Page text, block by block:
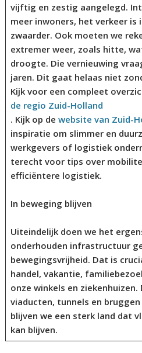
vijftig en zestig aangelegd.
meer inwoners, het verkeer is
zwaarder. Ook moeten we
extremer weer, zoals hitte,
droogte. Die vernieuwing
jaren. Dit gaat helaas niet
Kijk voor een compleet
de regio Zuid-Holland
. Kijk op de website van Zuid-
inspiratie om slimmer en
werkgevers of logistiek
terecht voor tips over
efficiëntere logistiek.
In beweging blijven
Uiteindelijk doen we het
onderhouden infrastructuur
bewegingsvrijheid. Dat is
handel, vakantie,
onze winkels en
viaducten, tunnels en
blijven we een sterk land dat
kan blijven.